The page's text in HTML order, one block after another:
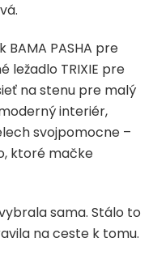
PASHA pre
ležadlo TRIXIE pre
na stenu pre malý
interiér,
svojpomocne –
ktoré mačke
sama. Stálo to
na ceste k tomu.